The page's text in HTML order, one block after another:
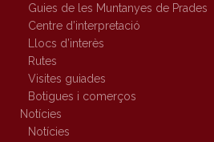
Guies de les Muntanyes de Prades
Centre d’interpretació
Llocs d’interès
Rutes
Visites guiades
Botigues i comerços
Notícies
Notícies